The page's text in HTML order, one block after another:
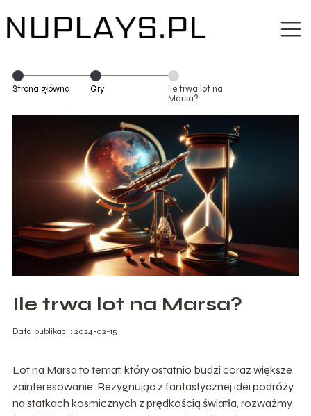
Strona główna Gry
Ile trwa lot na
Marsa?
Ile trwa lot na Marsa?
Data publikacji: 2024-02-15
Lot na Marsa to temat, który ostatnio budzi coraz większe
zainteresowanie. Rezygnując z fantastycznej idei podróży
na statkach kosmicznych z prędkością światła, rozważmy